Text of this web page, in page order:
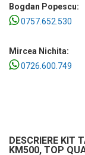
Bogdan Popescu:
0757.652.530
Mircea Nichita:
0726.600.749
DESCRIERE KIT
KM500, TOP